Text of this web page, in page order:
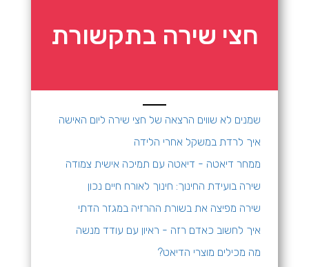
חצי שירה בתקשורת
שמנים לא שווים הרצאה של חצי שירה ליום האישה
איך לרדת במשקל אחרי הלידה
ממחר דיאטה - דיאטה עם תמיכה אישית צמודה
שירה בועידת החינוך: חינוך לאורח חיים נכון
שירה מפיצה את בשורת ההרזיה במגזר הדתי
איך לחשוב כאדם רזה - ראיון עם עודד מנשה
מה מכילים מוצרי הדיאט?